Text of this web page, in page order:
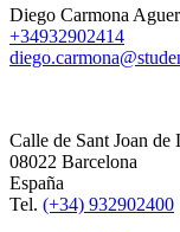
Diego Carmona
+34932902414
Calle de Sant Joan de
08022 Barcelona
España
Tel. (+34) 932902400